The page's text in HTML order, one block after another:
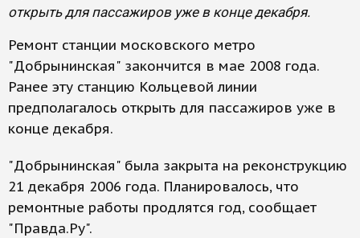
открыть для пассажиров уже в конце декабря.
Ремонт станции московского метро
"Добрынинская" закончится в мае 2008 года.
Ранее эту станцию Кольцевой линии
предполагалось открыть для пассажиров уже в
конце декабря.
"Добрынинская" была закрыта на реконструкцию
21 декабря 2006 года. Планировалось, что
ремонтные работы продлятся год, сообщает
"Правда.Ру".